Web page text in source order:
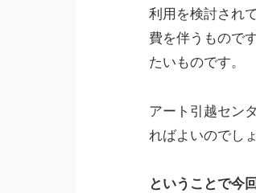
利用を検討され
費を伴うもので
たいものです。
アート引越セン
ればよいのでし
ということで今